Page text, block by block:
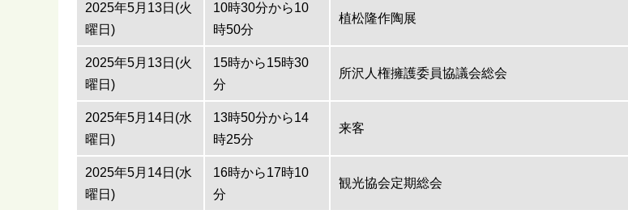
2025年5月13日(火
曜日)
10時30分から10
時50分
植松隆作陶展
2025年5月13日(火
曜日)
15時から15時30
分
所沢人権擁護委員協議会総会
2025年5月14日(水
曜日)
13時50分から14
時25分
来客
2025年5月14日(水
曜日)
16時から17時10
分
観光協会定期総会